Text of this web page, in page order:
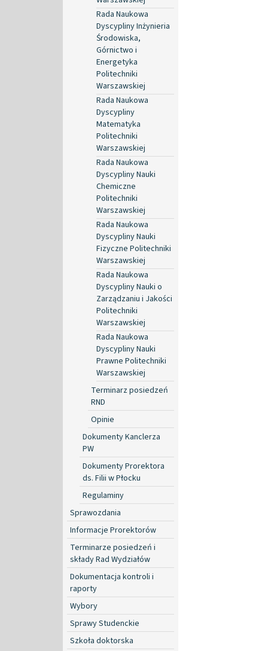
Rada Naukowa
Dyscypliny Inżynieria
Środowiska,
Górnictwo i
Energetyka
Politechniki
Warszawskiej
Rada Naukowa
Dyscypliny
Matematyka
Politechniki
Warszawskiej
Rada Naukowa
Dyscypliny Nauki
Chemiczne
Politechniki
Warszawskiej
Rada Naukowa
Dyscypliny Nauki
Fizyczne Politechniki
Warszawskiej
Rada Naukowa
Dyscypliny Nauki o
Zarządzaniu i Jakości
Politechniki
Warszawskiej
Rada Naukowa
Dyscypliny Nauki
Prawne Politechniki
Warszawskiej
Terminarz posiedzeń
RND
Opinie
Dokumenty Kanclerza
PW
Dokumenty Prorektora
ds. Filii w Płocku
Regulaminy
Sprawozdania
Informacje Prorektorów
Terminarze posiedzeń i
składy Rad Wydziałów
Dokumentacja kontroli i
raporty
Wybory
Sprawy Studenckie
Szkoła doktorska